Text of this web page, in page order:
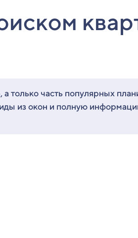
только часть популярных
из окон и полную